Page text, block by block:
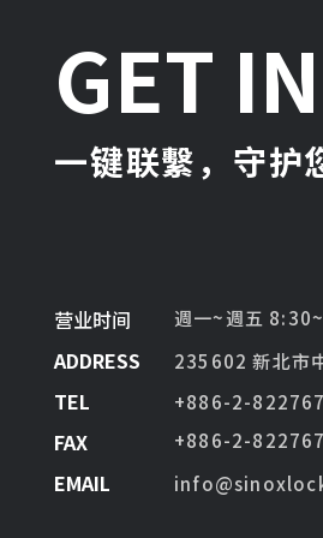
GET
一键联繫，守护
营业时间 週一~週五
ADDRESS 235602 新北市
TEL +886-2-
FAX +886-2-
EMAIL